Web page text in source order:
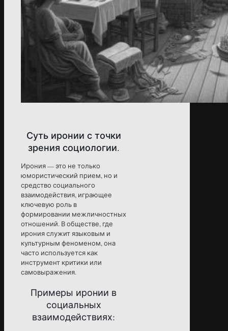
Суть иронии с точки
зрения социологии.
Ирония — это не только
юмористический прием, но и
средство социального
взаимодействия, играющее
ключевую роль в
формировании межличностных
отношений. В обществе, где
ирония служит языковым и
культурным феноменом, она
часто используется как
инструмент критики или
самовыражения.
Примеры иронии в
социальных
взаимодействиях: